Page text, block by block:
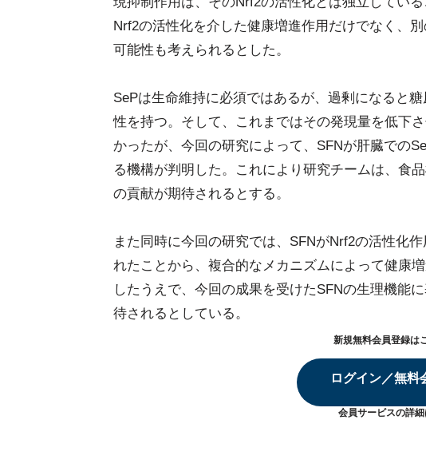
Nrf2の活性化を介した健康増進作用だけでなく、
可能性も考えられるとした。
SePは生命維持に必須ではあるが、過剰になると
性を持つ。そして、これまではその発現量を低下
かったが、今回の研究によって、SFNが肝臓での
る機構が判明した。これにより研究チームは、食
の貢献が期待されるとする。
また同時に今回の研究では、SFNがNrf2の活性化
れたことから、複合的なメカニズムによって健康
したうえで、今回の成果を受けたSFNの生理機能
待されるとしている。
新規無料会員登録は
ログイン／無料
会員サービスの詳